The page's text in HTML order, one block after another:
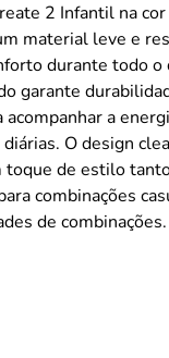
2 Infantil na cor
material leve e
durante todo o
garante
a
O design
toque de estilo
combinações
de combinações.